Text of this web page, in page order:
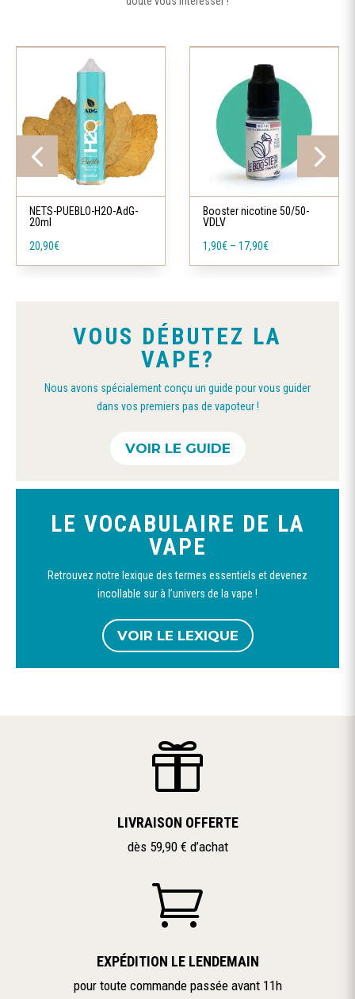
NETS-PUEBLO-H2O-AdG-
20ml
20,90€
plusieurs
variations.
être
choisies
la
produit
Booster nicotine 50/50-
VDLV
1,90€ – 17,90€
plusieurs
variations.
peuvent
être
choisies
sur
produit
VOUS DÉBUTEZ LA
VAPE?
Nous avons spécialement conçu un guide pour vous guider
dans vos premiers pas de vapoteur !
VOIR LE GUIDE
LE VOCABULAIRE DE LA
VAPE
Retrouvez notre lexique des termes essentiels et devenez
incollable sur à l’univers de la vape !
VOIR LE LEXIQUE

LIVRAISON OFFERTE
dès 59,90 € d’achat

EXPÉDITION LE LENDEMAIN
pour toute commande passée avant 11h